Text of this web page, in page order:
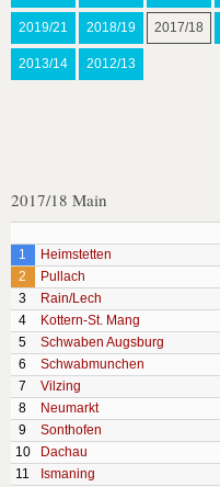
2019/21 2018/19 2017/18
2013/14 2012/13
2017/18 Main
1
Heimstetten
2
Pullach
3
Rain/Lech
4
Kottern-St. Mang
5
Schwaben Augsburg
6
Schwabmunchen
7
Vilzing
8
Neumarkt
9
Sonthofen
10
Dachau
11
Ismaning